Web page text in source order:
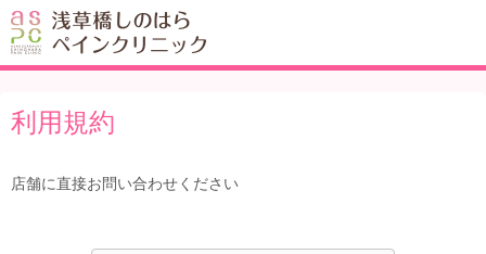
利用規約
店舗に直接お問い合わせください